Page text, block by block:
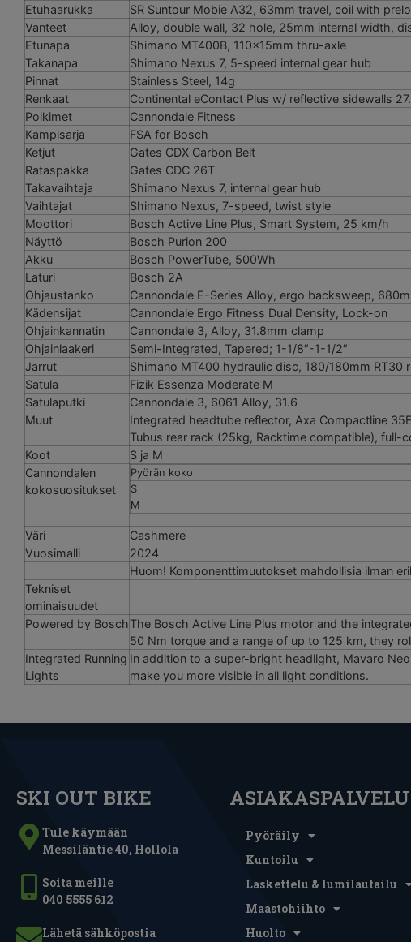
Etuhaarukka
SR Suntour Mobie A32, 63mm travel, coil with
Vanteet
Alloy, double wall, 32 hole, 25mm internal width,
Etunapa
Shimano MT400B, 110x15mm thru-axle
Takanapa
Shimano Nexus 7, 5-speed internal gear hub
Pinnat
Stainless Steel, 14g
Renkaat
Continental eContact Plus w/ reflective sidewalls
Polkimet
Cannondale Fitness
Kampisarja
FSA for Bosch
Ketjut
Gates CDX Carbon Belt
Rataspakka
Gates CDC 26T
Takavaihtaja
Shimano Nexus 7, internal gear hub
Vaihtajat
Shimano Nexus, 7-speed, twist style
Moottori
Bosch Active Line Plus, Smart System, 25 km/h
Näyttö
Bosch Purion 200
Akku
Bosch PowerTube, 500Wh
Laturi
Bosch 2A
Ohjaustanko
Cannondale E-Series Alloy, ergo backsweep,
Kädensijat
Cannondale Ergo Fitness Dual Density, Lock-on
Ohjainkannatin
Cannondale 3, Alloy, 31.8mm clamp
Ohjainlaakeri
Semi-Integrated, Tapered; 1-1/8″-1-1/2″
Jarrut
Shimano MT400 hydraulic disc, 180/180mm RT30
Satula
Fizik Essenza Moderate M
Satulaputki
Cannondale 3, 6061 Alloy, 31.6
Muut
Integrated headtube reflector, Axa Compactline
Tubus rear rack (25kg, Racktime compatible), full-
Koot
S ja M
Cannondalen
kokosuositukset
Pyörän koko
S
M
Väri
Cashmere
Vuosimalli
2024
Huom! Komponenttimuutokset mahdollisia ilman
Tekniset
ominaisuudet
Powered by BoschThe Bosch Active Line Plus motor and the
50 Nm torque and a range of up to 125 km, they
Integrated Running
Lights
In addition to a super-bright headlight, Mavaro
make you more visible in all light conditions.
SKI OUT BIKE
Tule käymään
Messiläntie 40, Hollola
Soita meille
040 5555 612
Lähetä sähköpostia
ASIAKASPALVELU
Pyöräily
Kuntoilu
Laskettelu & lumilautailu
Maastohiihto
Huolto